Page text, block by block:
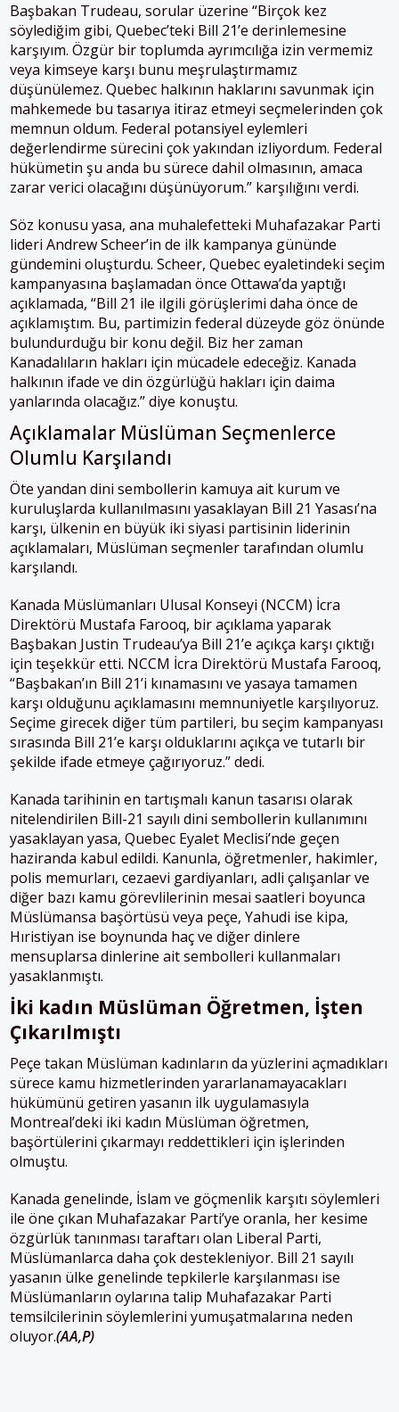
Başbakan Trudeau, sorular üzerine “Birçok kez
söylediğim gibi, Quebec’teki Bill 21’e derinlemesine
karşıyım. Özgür bir toplumda ayrımcılığa izin vermemiz
veya kimseye karşı bunu meşrulaştırmamız
düşünülemez. Quebec halkının haklarını savunmak için
mahkemede bu tasarıya itiraz etmeyi seçmelerinden çok
memnun oldum. Federal potansiyel eylemleri
değerlendirme sürecini çok yakından izliyordum. Federal
hükümetin şu anda bu sürece dahil olmasının, amaca
zarar verici olacağını düşünüyorum.” karşılığını verdi.
Söz konusu yasa, ana muhalefetteki Muhafazakar Parti
lideri Andrew Scheer’in de ilk kampanya gününde
gündemini oluşturdu. Scheer, Quebec eyaletindeki seçim
kampanyasına başlamadan önce Ottawa’da yaptığı
açıklamada, “Bill 21 ile ilgili görüşlerimi daha önce de
açıklamıştım. Bu, partimizin federal düzeyde göz önünde
bulundurduğu bir konu değil. Biz her zaman
Kanadalıların hakları için mücadele edeceğiz. Kanada
halkının ifade ve din özgürlüğü hakları için daima
yanlarında olacağız.” diye konuştu.
Açıklamalar Müslüman Seçmenlerce
Olumlu Karşılandı
Öte yandan dini sembollerin kamuya ait kurum ve
kuruluşlarda kullanılmasını yasaklayan Bill 21 Yasası’na
karşı, ülkenin en büyük iki siyasi partisinin liderinin
açıklamaları, Müslüman seçmenler tarafından olumlu
karşılandı.
Kanada Müslümanları Ulusal Konseyi (NCCM) İcra
Direktörü Mustafa Farooq, bir açıklama yaparak
Başbakan Justin Trudeau’ya Bill 21’e açıkça karşı çıktığı
için teşekkür etti. NCCM İcra Direktörü Mustafa Farooq,
“Başbakan’ın Bill 21’i kınamasını ve yasaya tamamen
karşı olduğunu açıklamasını memnuniyetle karşılıyoruz.
Seçime girecek diğer tüm partileri, bu seçim kampanyası
sırasında Bill 21’e karşı olduklarını açıkça ve tutarlı bir
şekilde ifade etmeye çağırıyoruz.” dedi.
Kanada tarihinin en tartışmalı kanun tasarısı olarak
nitelendirilen Bill-21 sayılı dini sembollerin kullanımını
yasaklayan yasa, Quebec Eyalet Meclisi’nde geçen
haziranda kabul edildi. Kanunla, öğretmenler, hakimler,
polis memurları, cezaevi gardiyanları, adli çalışanlar ve
diğer bazı kamu görevlilerinin mesai saatleri boyunca
Müslümansa başörtüsü veya peçe, Yahudi ise kipa,
Hıristiyan ise boynunda haç ve diğer dinlere
mensuplarsa dinlerine ait sembolleri kullanmaları
yasaklanmıştı.
İki kadın Müslüman Öğretmen, İşten
Çıkarılmıştı
Peçe takan Müslüman kadınların da yüzlerini açmadıkları
sürece kamu hizmetlerinden yararlanamayacakları
hükümünü getiren yasanın ilk uygulamasıyla
Montreal’deki iki kadın Müslüman öğretmen,
başörtülerini çıkarmayı reddettikleri için işlerinden
olmuştu.
Kanada genelinde, İslam ve göçmenlik karşıtı söylemleri
ile öne çıkan Muhafazakar Parti’ye oranla, her kesime
özgürlük tanınması taraftarı olan Liberal Parti,
Müslümanlarca daha çok destekleniyor. Bill 21 sayılı
yasanın ülke genelinde tepkilerle karşılanması ise
Müslümanların oylarına talip Muhafazakar Parti
temsilcilerinin söylemlerini yumuşatmalarına neden
oluyor.(AA,P)